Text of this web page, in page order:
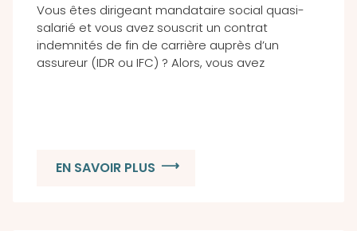
Vous êtes dirigeant mandataire social quasi-
salarié et vous avez souscrit un contrat
indemnités de fin de carrière auprès d’un
assureur (IDR ou IFC) ? Alors, vous avez
EN SAVOIR PLUS